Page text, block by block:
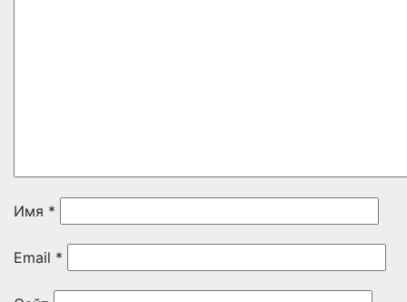
Имя *
Email *